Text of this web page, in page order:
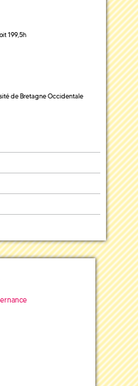
199,5h
de Bretagne Occidentale